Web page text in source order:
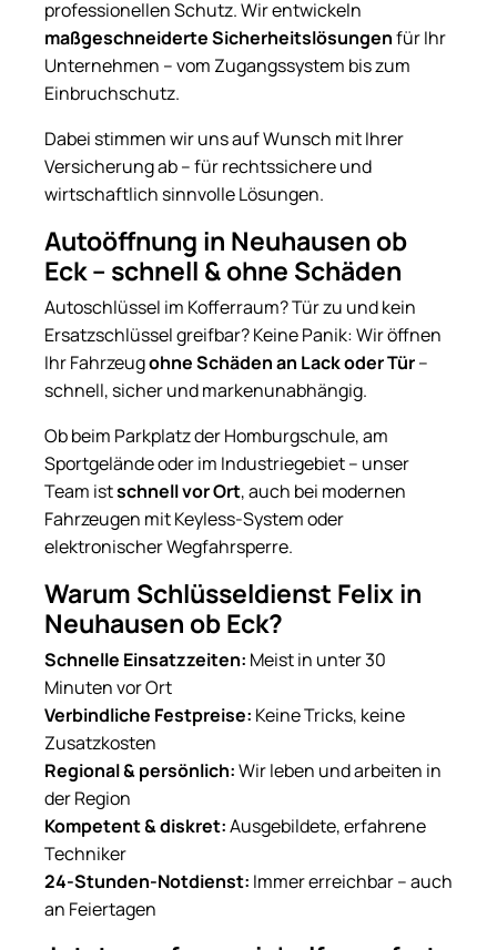
professionellen Schutz. Wir entwickeln
maßgeschneiderte Sicherheitslösungenfür Ihr
Unternehmen – vom Zugangssystem bis zum
Einbruchschutz.
Dabei stimmen wir uns auf Wunsch mit Ihrer
Versicherung ab – für rechtssichere und
wirtschaftlich sinnvolle Lösungen.
Autoöffnung in Neuhausen ob
Eck – schnell & ohne Schäden
Autoschlüssel im Kofferraum? Tür zu und kein
Ersatzschlüssel greifbar? Keine Panik: Wir öffnen
Ihr Fahrzeugohne Schäden an Lack oder Tür–
schnell, sicher und markenunabhängig.
Ob beim Parkplatz der Homburgschule, am
Sportgelände oder im Industriegebiet – unser
Team istschnell vor Ort, auch bei modernen
Fahrzeugen mit Keyless-System oder
elektronischer Wegfahrsperre.
Warum Schlüsseldienst Felix in
Neuhausen ob Eck?
Schnelle Einsatzzeiten: Meist in unter 30
Minuten vor Ort
Verbindliche Festpreise: Keine Tricks, keine
Zusatzkosten
Regional & persönlich:Wir leben und arbeiten in
der Region
Kompetent & diskret:Ausgebildete, erfahrene
Techniker
24-Stunden-Notdienst: Immer erreichbar – auch
an Feiertagen